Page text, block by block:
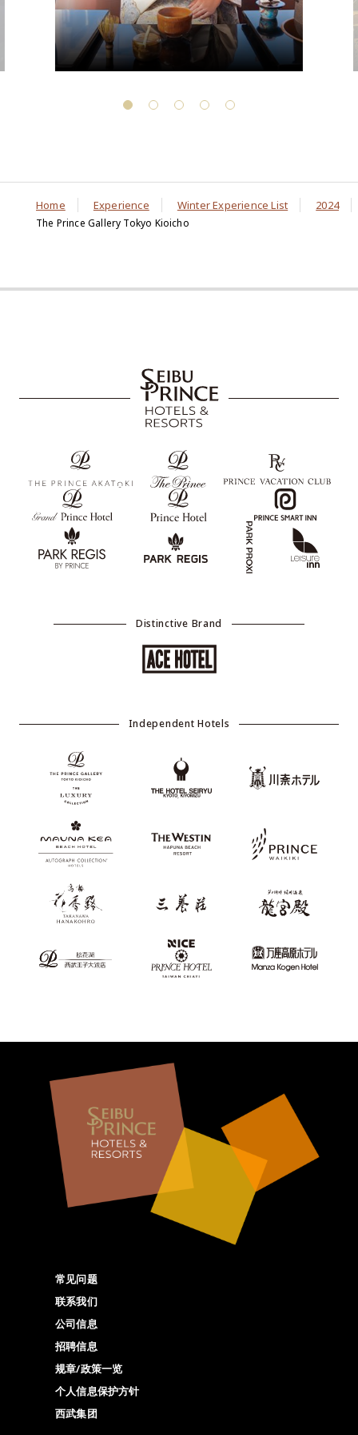
Home Experience Winter Experience List 2024
The Prince Gallery Tokyo Kioicho
Distinctive Brand
Independent Hotels
常见问题
联系我们
公司信息
招聘信息
规章/政策一览
个人信息保护方针
西武集团